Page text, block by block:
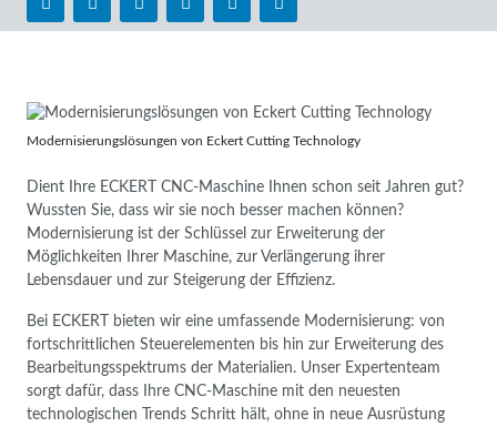
Modernisierungslösungen von Eckert Cutting Technology
Dient Ihre ECKERT CNC-Maschine Ihnen schon seit Jahren gut?
Wussten Sie, dass wir sie noch besser machen können?
Modernisierung ist der Schlüssel zur Erweiterung der
Möglichkeiten Ihrer Maschine, zur Verlängerung ihrer
Lebensdauer und zur Steigerung der Effizienz.
Bei ECKERT bieten wir eine umfassende Modernisierung: von
fortschrittlichen Steuerelementen bis hin zur Erweiterung des
Bearbeitungsspektrums der Materialien. Unser Expertenteam
sorgt dafür, dass Ihre CNC-Maschine mit den neuesten
technologischen Trends Schritt hält, ohne in neue Ausrüstung